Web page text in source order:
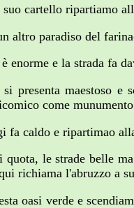
cartello ripartiamo
altro paradiso del
enorme e la strada fa
presenta maestoso e
come
fa caldo e ripartimao
quota, le strade belle
richiama l'abruzzo a
oasi verde e